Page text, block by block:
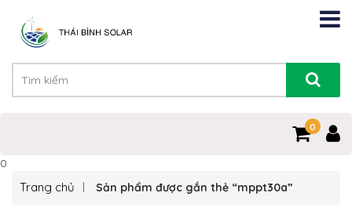
0
0
Trang chủ Sản phẩm được gắn thẻ “mppt30a”